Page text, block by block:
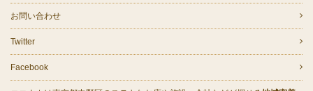
お問い合わせ
Twitter
Facebook